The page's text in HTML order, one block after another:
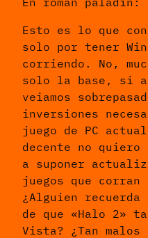
Esto es lo que
solo por tener
corriendo. No,
solo la base, si
veiamos
inversiones
juego de PC
decente no
a suponer
juegos que corran
¿Alguien
de que «Halo 2»
Vista? ¿Tan malos